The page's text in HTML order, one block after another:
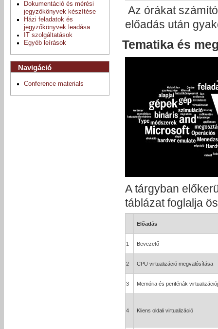
Az órákat
előadás után
Tematika és
A tárgyban
táblázat foglalja
Előadás
1 Bevezető
2 CPU virtualizáció megvalósítása
3 Memória és perifériák
4 Kliens oldali virtualizáció
Dokumentáció és mérési
jegyzőkönyvek készítése
Házi feladatok és
jegyzőkönyvek leadása
IT szolgáltatások
Egyéb leírások
Navigáció
Conference materials